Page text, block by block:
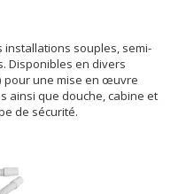
souples, semi-
Disponibles en divers
pour une mise en œuvre
ainsi que douche, cabine et
de sécurité.